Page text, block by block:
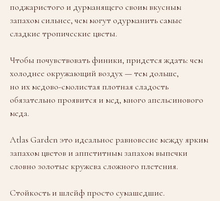
поджаристого и дурманящего своим вкусным
запахом сильнее, чем могут одурманить самые
сладкие тропические цветы.
Чтобы почувствовать финики, придется ждать: чем
холоднее окружающий воздух — тем дольше,
но их медово-смолистая плотная сладость
обязательно проявится и мед, много апельсинового
меда.
Atlas Garden это идеальное равновесие между ярким
запахом цветов и аппетитным запахом выпечки
словно золотые кружева сложного плетения.
Стойкость и шлейф просто сумашедшие.